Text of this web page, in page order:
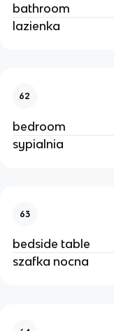
bathroom
lazienka
62
bedroom
sypialnia
63
bedside table
szafka nocna